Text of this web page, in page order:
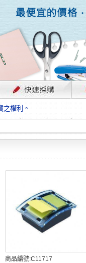
暫停出貨因應，故本公
之權利。
價！
權利。
時再行匯款，避免後緒問
權利。
及暫停出貨因應，故本公
之權利。
！
權利。
時再行匯款，避免後緒問題
之權利。
商品編號:C11717